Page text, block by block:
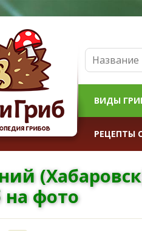
ВИДЫ
РЕЦЕПТЫ
на фото